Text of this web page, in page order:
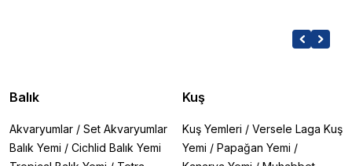
Balık
Akvaryumlar / Set Akvaryumlar
Balık Yemi / Cichlid Balık Yemi
Kuş
Kuş Yemleri / Versele Laga Kuş
Yemi / Papağan Yemi /